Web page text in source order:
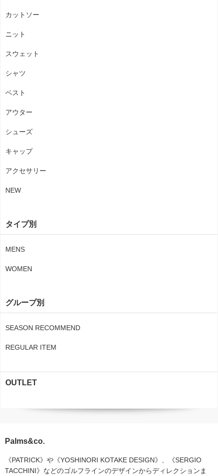
カットソー
ニット
スウェット
シャツ
ベスト
アウター
シューズ
キャップ
アクセサリー
NEW
タイプ別
MENS
WOMEN
グループ別
SEASON RECOMMEND
REGULAR ITEM
OUTLET
Palms&co.
《PATRICK》や《YOSHINORI KOTAKE DESIGN》、《SERGIO
TACCHINI》などのゴルフラインのデザインからディレクションま